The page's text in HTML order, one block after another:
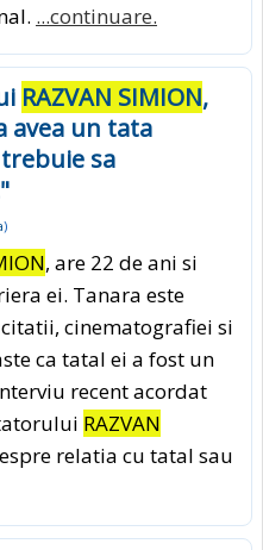
...continuare.
RAZVAN SIMION,
avea un tata
sa
)
, are 22 de ani si
ei. Tanara este
cinematografiei si
ca tatal ei a fost un
recent acordat
RAZVAN
relatia cu tatal sau